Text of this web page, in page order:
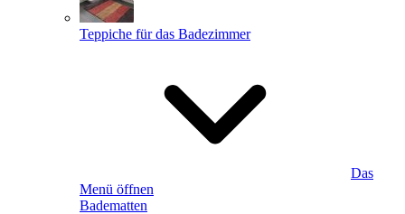
Teppiche für das Badezimmer
Das
Menü öffnen
Badematten